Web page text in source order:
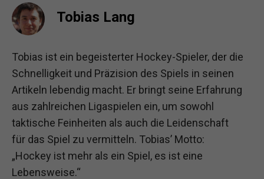
Tobias Lang
Tobias ist ein begeisterter Hockey-Spieler, der die
Schnelligkeit und Präzision des Spiels in seinen
Artikeln lebendig macht. Er bringt seine Erfahrung
aus zahlreichen Ligaspielen ein, um sowohl
taktische Feinheiten als auch die Leidenschaft
für das Spiel zu vermitteln. Tobias’ Motto:
„Hockey ist mehr als ein Spiel, es ist eine
Lebensweise.“